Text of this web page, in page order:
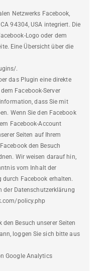
Netzwerks Facebook,
94304, USA integriert. Die
Logo oder dem
Eine Übersicht über die
.
das Plugin eine direkte
Facebook-Server
dass Sie mit
Wenn Sie den Facebook
Facebook-Account
Seiten auf Ihrem
den Besuch
Wir weisen darauf hin,
vom Inhalt der
Facebook erhalten.
der Datenschutzerklärung
policy.php
Besuch unserer Seiten
loggen Sie sich bitte aus
Google Analytics